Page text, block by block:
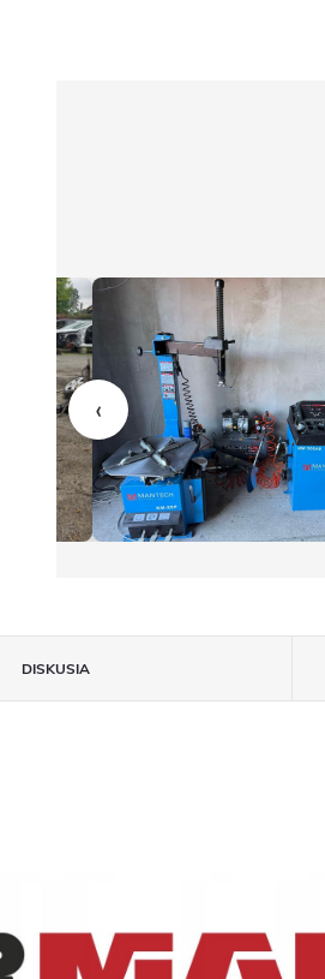
‹
DISKUSIA